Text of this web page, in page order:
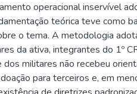
operacional inservível
teórica teve como
o tema. A metodologia
da ativa, integrantes do 1º
militares não recebeu
para terceiros e, em